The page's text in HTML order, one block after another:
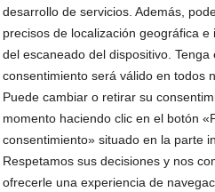
desarrollo de servicios. Además,
precisos de localización geográfica
del escaneado del dispositivo. Tenga
consentimiento será válido en todos
Puede cambiar o retirar su
momento haciendo clic en el botón
consentimiento» situado en la parte
Respetamos sus decisiones y nos
ofrecerle una experiencia de
su 2º aniversario el 1 de